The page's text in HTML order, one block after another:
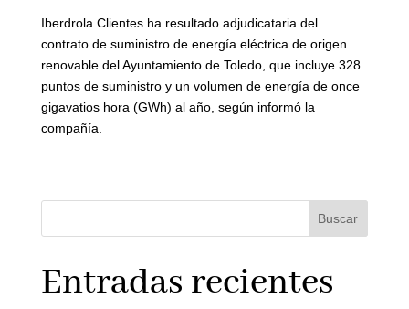
Iberdrola Clientes ha resultado adjudicataria del
contrato de suministro de energía eléctrica de origen
renovable del Ayuntamiento de Toledo, que incluye 328
puntos de suministro y un volumen de energía de once
gigavatios hora (GWh) al año, según informó la
compañía.
Buscar
Entradas recientes